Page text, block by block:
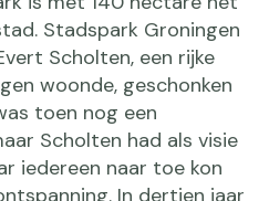
Stadspark Groningen
Scholten, een rijke
woonde, geschonken
toen nog een
Scholten had als visie
iedereen naar toe kon
In dertien jaar